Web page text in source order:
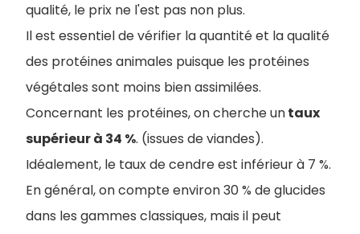
qualité, le prix ne l'est pas non plus.
Il est essentiel de vérifier la quantité et la qualité
des protéines animales puisque les protéines
végétales sont moins bien assimilées.
Concernant les protéines, on cherche untaux
supérieur à 34 %. (issues de viandes).
Idéalement, le taux de cendre est inférieur à 7 %.
En général, on compte environ 30 % de glucides
dans les gammes classiques, mais il peut